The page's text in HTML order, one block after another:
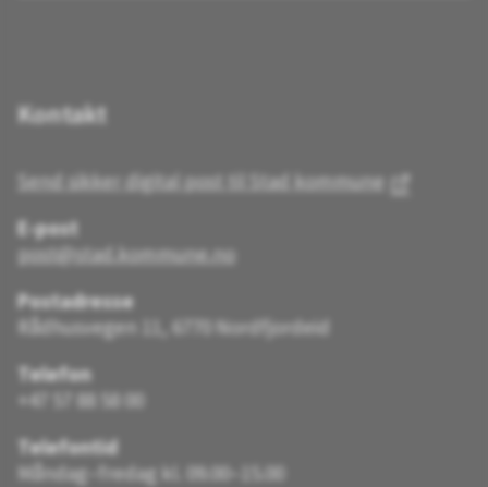
Kontakt
Send sikker digital post til Stad kommune
E-post
post@stad.kommune.no
Postadresse
Rådhusvegen 11, 6770 Nordfjordeid
Telefon
+47 57 88 58 00
Telefontid
Måndag–fredag kl. 09.00–15.00